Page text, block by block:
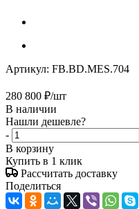
Артикул: FB.BD.MES.704
280 800 ₽/шт
В наличии
Нашли дешевле?
-
В корзину
Купить в 1 клик
Рассчитать доставку
Поделиться